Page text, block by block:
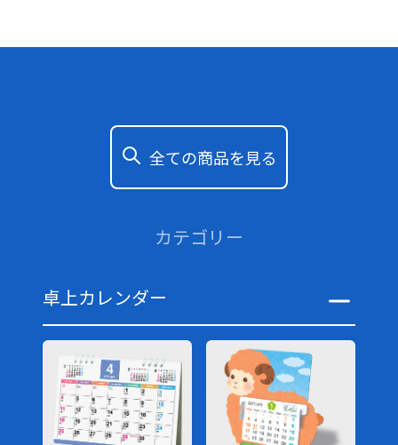
全ての商品を見る
カテゴリー
卓上カレンダー